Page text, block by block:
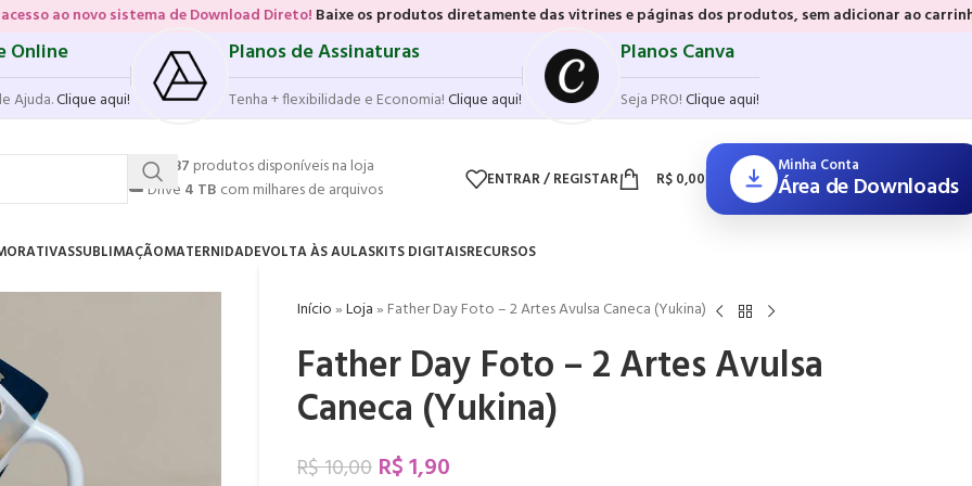
sistema de Download Direto!Baixe os produtos diretamente das vitrines e páginas dos produtos, sem adicionar ao carrinho e sem
Online
Ajuda.Clique aqui!
Planos de Assinaturas
Tenha + flexibilidade e Economia!Clique aqui!
Planos Canva
Seja PRO!Clique aqui!
💥17.587 produtos disponíveis na loja
☁️ Drive 4 TB com milhares de arquivos ENTRAR / REGISTAR R$0,00
Minha Conta
Área de Downloads
SUBLIMAÇÃOMATERNIDADEVOLTA ÀS AULASKITS DIGITAISRECURSOS
Início»Loja» Father Day Foto – 2 Artes Avulsa Caneca (Yukina)
Father Day Foto – 2 Artes Avulsa
Caneca (Yukina)
R$10,00 R$1,90